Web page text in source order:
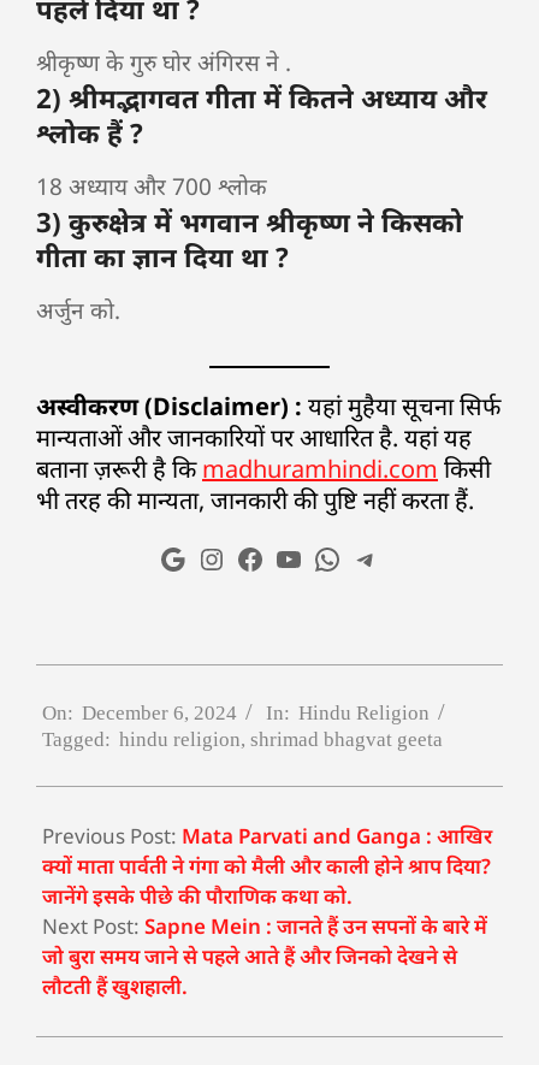
पहले दिया था ?
श्रीकृष्ण के गुरु घोर अंगिरस ने .
2) श्रीमद्भागवत गीता में कितने अध्याय और
श्लोक हैं ?
18 अध्याय और 700 श्लोक
3) कुरुक्षेत्र में भगवान श्रीकृष्ण ने किसको
गीता का ज्ञान दिया था ?
अर्जुन को.
अस्वीकरण (Disclaimer) : यहां मुहैया सूचना सिर्फ
मान्यताओं और जानकारियों पर आधारित है. यहां यह
बताना ज़रूरी है किmadhuramhindi.com किसी
भी तरह की मान्यता, जानकारी की पुष्टि नहीं करता हैं.
On: December 6, 2024 In: Hindu Religion
Tagged: hindu religion, shrimad bhagvat geeta
Previous Post: Mata Parvati and Ganga : आखिर
क्यों माता पार्वती ने गंगा को मैली और काली होने श्राप दिया?
जानेंगे इसके पीछे की पौराणिक कथा को.
Next Post: Sapne Mein : जानते हैं उन सपनों के बारे में
जो बुरा समय जाने से पहले आते हैं और जिनको देखने से
लौटती हैं खुशहाली.